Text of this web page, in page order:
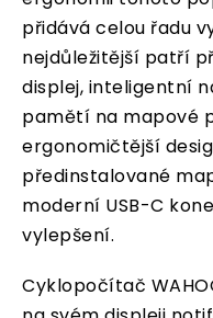
přidává celou řadu
nejdůležitější patří
displej, inteligentní
pamětí na mapové
ergonomičtější
předinstalované
moderní USB-C
vylepšení.
Cyklopočítač